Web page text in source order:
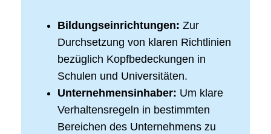
Bildungseinrichtungen: Zur
Durchsetzung von klaren Richtlinien
bezüglich Kopfbedeckungen in
Schulen und Universitäten.
Unternehmensinhaber: Um klare
Verhaltensregeln in bestimmten
Bereichen des Unternehmens zu